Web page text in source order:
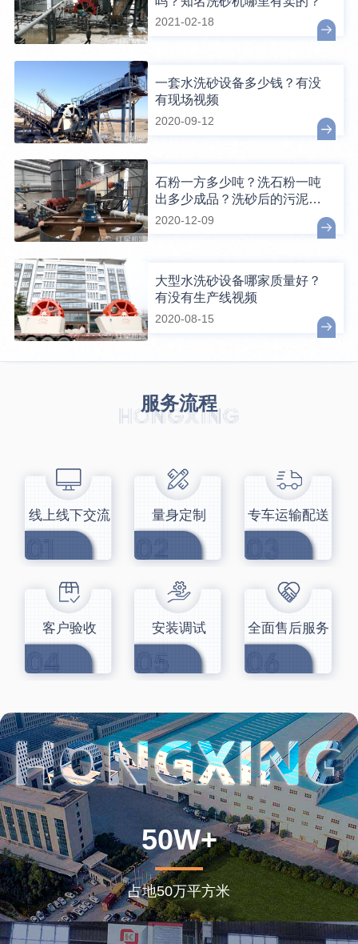
2021-02-18
一套水洗砂设备多少钱？有没
有现场视频
2020-09-12
石粉一方多少吨？洗石粉一吨
出多少成品？洗砂后的污泥怎
么处理？
2020-12-09
大型水洗砂设备哪家质量好？
有没有生产线视频
2020-08-15
服务流程
线上线下交流 量身定制 专车运输配送
客户验收 安装调试 全面售后服务
50W+
占地50万平方米